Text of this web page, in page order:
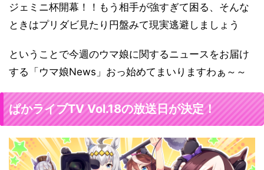
ジェミニ杯開幕！！もう相手が強すぎて困る、そんな
ときはプリダビ見たり円盤みて現実逃避しましょう
ということで今週のウマ娘に関するニュースをお届け
する「ウマ娘News」おっ始めてまいりますわぁ～～
ぱかライブTV Vol.18の放送日が決定！